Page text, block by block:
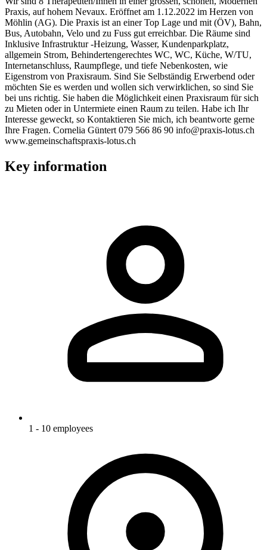
Praxis, auf hohem Nevaux. Eröffnet am 1.12.2022 im Herzen von
Möhlin (AG). Die Praxis ist an einer Top Lage und mit (ÖV), Bahn,
Bus, Autobahn, Velo und zu Fuss gut erreichbar. Die Räume sind
Inklusive Infrastruktur -Heizung, Wasser, Kundenparkplatz,
allgemein Strom, Behindertengerechtes WC, WC, Küche, W/TU,
Internetanschluss, Raumpflege, und tiefe Nebenkosten, wie
Eigenstrom von Praxisraum. Sind Sie Selbständig Erwerbend oder
möchten Sie es werden und wollen sich verwirklichen, so sind Sie
bei uns richtig. Sie haben die Möglichkeit einen Praxisraum für sich
zu Mieten oder in Untermiete einen Raum zu teilen. Habe ich Ihr
Interesse geweckt, so Kontaktieren Sie mich, ich beantworte gerne
Ihre Fragen. Cornelia Güntert 079 566 86 90 info@praxis-lotus.ch
www.gemeinschaftspraxis-lotus.ch
Key information
1 - 10 employees